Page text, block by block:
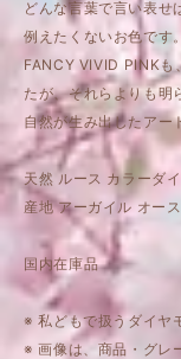
どんな言葉で言い表せ
例えたくないお色です。
FANCY VIVID PINKも
たが、それらよりも明
自然が生み出したアー
天然 ルース カラーダ
産地 アーガイル オー
国内在庫品
※ 私どもで扱うダイヤ
※ 画像は、商品・グレ